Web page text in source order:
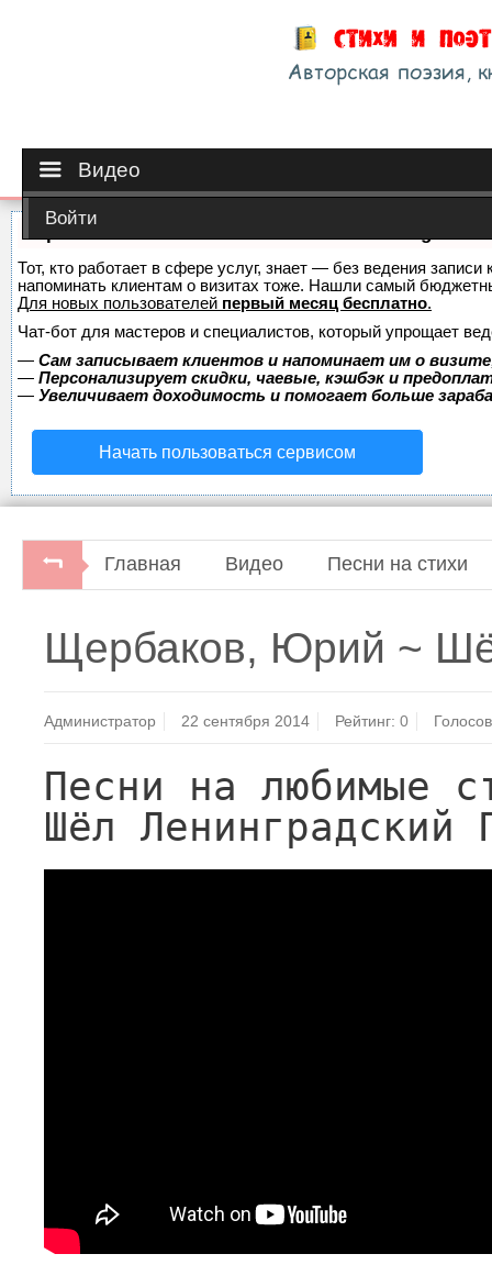
Видео
Войти
Тот, кто работает в сфере услуг, знает — без ведения
напоминать клиентам о визитах тоже. Нашли самый
Для новых пользователей первый месяц бесплатно.
Чат-бот для мастеров и специалистов, который упрощает
— Сам записывает клиентов и напоминает им о
— Персонализирует скидки, чаевые, кэшбэк и
— Увеличивает доходимость и помогает больше
Начать пользоваться сервисом
Главная Видео Песни на стихи
Щербаков, Юрий ~
Администратор 22 сентября 2014 Рейтинг:0
Песни на любимые
Шёл Ленинградский